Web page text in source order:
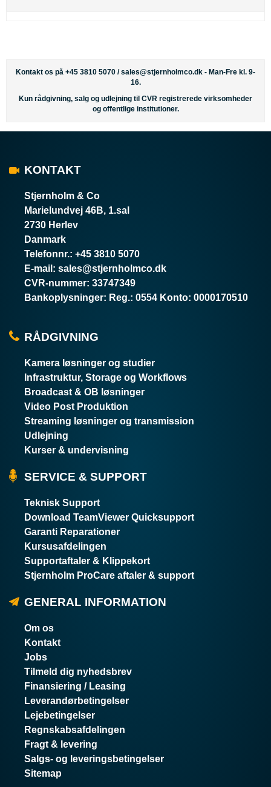
Kontakt os på +45 3810 5070 /sales@stjernholmco.dk - Man-Fre kl. 9-
16.
Kun rådgivning, salg og udlejning til CVR registrerede virksomheder
og offentlige institutioner.
KONTAKT
Stjernholm & Co
Marielundvej 46B, 1.sal
2730 Herlev
Danmark
Telefonnr.: +45 3810 5070
E-mail : sales@stjernholmco.dk
CVR-nummer: 33747349
Bankoplysninger: Reg.: 0554 Konto: 0000170510
RÅDGIVNING
Kamera løsninger og studier
Infrastruktur, Storage og Workflows
Broadcast & OB løsninger
Video Post Produktion
Streaming løsninger og transmission
Udlejning
Kurser & undervisning
SERVICE & SUPPORT
Teknisk Support
Download TeamViewer Quicksupport
Garanti Reparationer
Kursusafdelingen
Supportaftaler & Klippekort
Stjernholm ProCare aftaler & support
GENERAL INFORMATION
Om os
Kontakt
Jobs
Tilmeld dig nyhedsbrev
Finansiering / Leasing
Leverandørbetingelser
Lejebetingelser
Regnskabsafdelingen
Fragt & levering
Salgs- og leveringsbetingelser
Sitemap